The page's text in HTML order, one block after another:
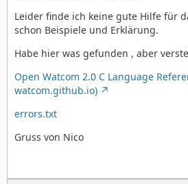
Leider finde ich keine gute Hilfe für
schon Beispiele und Erklärung.
Habe hier was gefunden , aber
Open Watcom 2.0 C Language
watcom.github.io)
errors.txt
Gruss von Nico